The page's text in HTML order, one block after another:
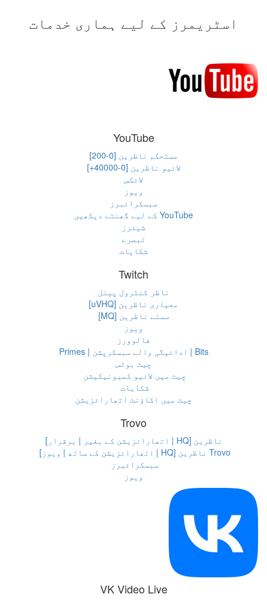
اسٹریمرز کے لیے ہماری خدمات
YouTube
مستحکم ناظرین [0-200]
لائیو ناظرین [0-40000+]
لائکس
ویوز
سبسکرائبرز
YouTube کے لیے گھنٹے دیکھیں
شیئرز
تبصرے
شکایات
Twitch
ناظر کنٹرول پینل
معیاری ناظرین [uVHQ]
سستے ناظرین [MQ]
ویوز
فالوورز
Bits | ادائیگی والے سبسکرپشن | Primes
چیٹ بوٹس
چیٹ میں لائیو کمیونیکیشن
شکایات
چیٹ میں اکاؤنٹ اتھارائزیشن
Trovo
ناظرین [HQ | اتھارائزیشن کے بغیر | برقرار]
Trovo ناظرین [HQ | اتھارائزیشن کے ساتھ | ویوز]
سبسکرائبرز
ویوز
VK Video Live